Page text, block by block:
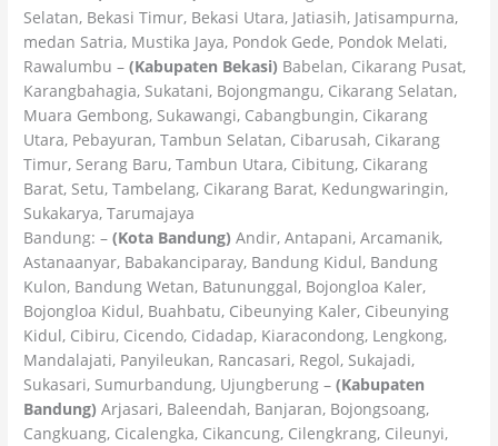
Selatan, Bekasi Timur, Bekasi Utara, Jatiasih, Jatisampurna,
medan Satria, Mustika Jaya, Pondok Gede, Pondok Melati,
Rawalumbu –(Kabupaten Bekasi) Babelan, Cikarang Pusat,
Karangbahagia, Sukatani, Bojongmangu, Cikarang Selatan,
Muara Gembong, Sukawangi, Cabangbungin, Cikarang
Utara, Pebayuran, Tambun Selatan, Cibarusah, Cikarang
Timur, Serang Baru, Tambun Utara, Cibitung, Cikarang
Barat, Setu, Tambelang, Cikarang Barat, Kedungwaringin,
Sukakarya, Tarumajaya
Bandung: –(Kota Bandung) Andir, Antapani, Arcamanik,
Astanaanyar, Babakanciparay, Bandung Kidul, Bandung
Kulon, Bandung Wetan, Batununggal, Bojongloa Kaler,
Bojongloa Kidul, Buahbatu, Cibeunying Kaler, Cibeunying
Kidul, Cibiru, Cicendo, Cidadap, Kiaracondong, Lengkong,
Mandalajati, Panyileukan, Rancasari, Regol, Sukajadi,
Sukasari, Sumurbandung, Ujungberung –(Kabupaten
Bandung) Arjasari, Baleendah, Banjaran, Bojongsoang,
Cangkuang, Cicalengka, Cikancung, Cilengkrang, Cileunyi,